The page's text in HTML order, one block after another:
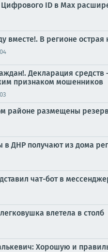
ID в Мах
вместе!. В регионе острая
Декларация средств
признаком мошенников
районе размещены
в ДНР получают из дома
чат-бот в
влетела в столб
Хорошую и